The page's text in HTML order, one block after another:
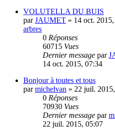
VOLUTELLA DU BUIS
parJAUMET » 14 oct.
arbres
0 Réponses
60715 Vues
Dernier message par
14 oct. 2015, 07:34
Bonjour à toutes et tous
parmichelvan » 22 juil.
0 Réponses
70930 Vues
Dernier message par
22 juil. 2015, 05:07